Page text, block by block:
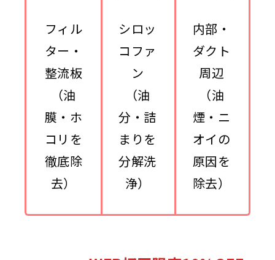
フィル
ター・
整流板
（油
膜・ホ
コリを
徹底除
去）
シロッ
コファ
ン
（油
分・詰
まりを
分解洗
浄）
内部・
ダクト
周辺
（油
煙・ニ
オイの
原因を
除去）